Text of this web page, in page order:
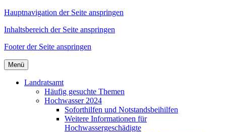
Hauptnavigation der Seite anspringen
Inhaltsbereich der Seite anspringen
Footer der Seite anspringen
Menü
Landratsamt
Häufig gesuchte Themen
Hochwasser 2024
Soforthilfen und Notstandsbeihilfen
Weitere Informationen für
Hochwassergeschädigte